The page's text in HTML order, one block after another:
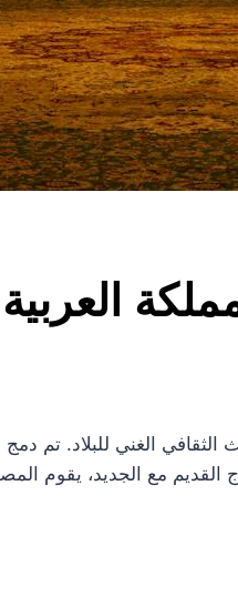
الغني للبلاد. تم دمج
القديم مع الجديد، يقوم